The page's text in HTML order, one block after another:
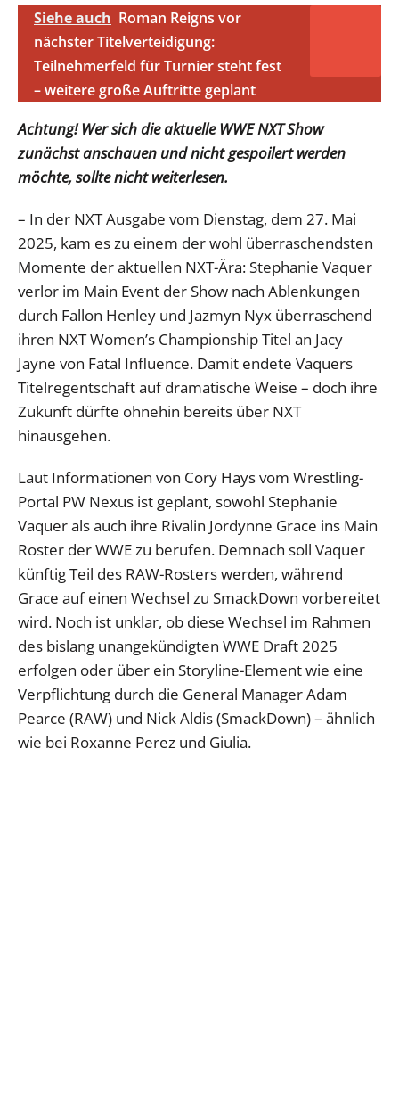
Siehe auch Roman Reigns vor
nächster Titelverteidigung:
Teilnehmerfeld für Turnier steht fest
– weitere große Auftritte geplant
Achtung! Wer sich die aktuelle WWE NXT Show
zunächst anschauen und nicht gespoilert werden
möchte, sollte nicht weiterlesen.
– In der NXT Ausgabe vom Dienstag, dem 27. Mai
2025, kam es zu einem der wohl überraschendsten
Momente der aktuellen NXT-Ära: Stephanie Vaquer
verlor im Main Event der Show nach Ablenkungen
durch Fallon Henley und Jazmyn Nyx überraschend
ihren NXT Women’s Championship Titel an Jacy
Jayne von Fatal Influence. Damit endete Vaquers
Titelregentschaft auf dramatische Weise – doch ihre
Zukunft dürfte ohnehin bereits über NXT
hinausgehen.
Laut Informationen von Cory Hays vom Wrestling-
Portal PW Nexus ist geplant, sowohl Stephanie
Vaquer als auch ihre Rivalin Jordynne Grace ins Main
Roster der WWE zu berufen. Demnach soll Vaquer
künftig Teil des RAW-Rosters werden, während
Grace auf einen Wechsel zu SmackDown vorbereitet
wird. Noch ist unklar, ob diese Wechsel im Rahmen
des bislang unangekündigten WWE Draft 2025
erfolgen oder über ein Storyline-Element wie eine
Verpflichtung durch die General Manager Adam
Pearce (RAW) und Nick Aldis (SmackDown) – ähnlich
wie bei Roxanne Perez und Giulia.